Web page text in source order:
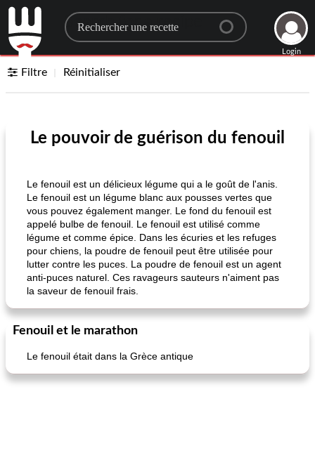
Search for a recipe
Login
Filtre Réinitialiser
Le pouvoir de guérison du fenouil
Le fenouil est un délicieux légume qui a le goût de l'anis.
Le fenouil est un légume blanc aux pousses vertes que
vous pouvez également manger. Le fond du fenouil est
appelé bulbe de fenouil. Le fenouil est utilisé comme
légume et comme épice. Dans les écuries et les refuges
pour chiens, la poudre de fenouil peut être utilisée pour
lutter contre les puces. La poudre de fenouil est un agent
anti-puces naturel. Ces ravageurs sauteurs n'aiment pas
la saveur de fenouil frais.
Fenouil et le marathon
Le fenouil était dans la Grèce antique